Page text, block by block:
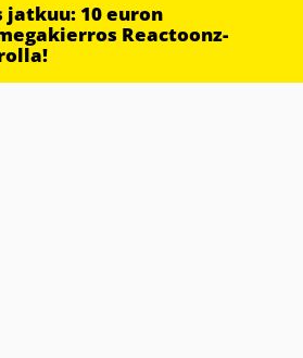
jatkuu: 10 euron
Reactoonz-